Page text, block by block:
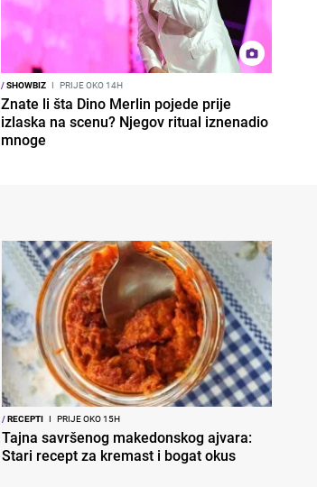
/SHOWBIZ I PRIJE OKO 14H
Znate li šta Dino Merlin pojede prije
izlaska na scenu? Njegov ritual iznenadio
mnoge
/RECEPTI I PRIJE OKO 15H
Tajna savršenog makedonskog ajvara:
Stari recept za kremast i bogat okus